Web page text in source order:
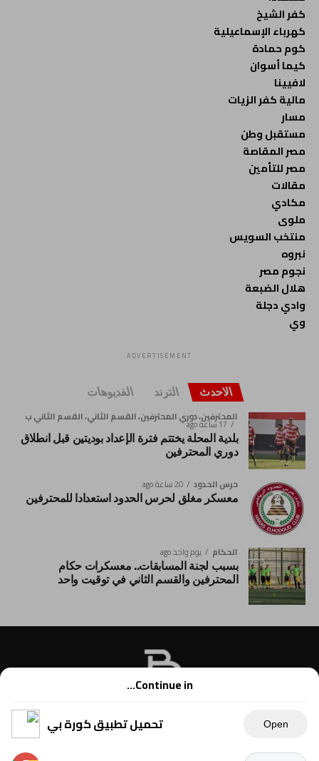
كفر الشيخ
كهرباء الإسماعيلية
كوم حمادة
كيما أسوان
لافيينا
مالية كفر الزيات
مسار
مستقبل وطن
مصر المقاصة
مصر للتأمين
مقالات
مكادي
ملوى
منتخب السويس
نبروه
نجوم مصر
هلال الضبعة
وادي دجلة
وي
ADVERTISEMENT
الاحدث الترند الفديوهات
المحترفين، دوري المحترفين، القسم الثاني، القسم الثاني ب
17 ساعة ago
بلدية المحلة يختتم فترة الإعداد بوديتين قبل انطلاق
دوري المحترفين
حرس الحدود 20 ساعة ago
معسكر مغلق لحرس الحدود استعدادا للمحترفين
الحكام يوم واحد ago
بسبب لجنة المسابقات.. معسكرات حكام
المحترفين والقسم الثاني في توقيت واحد
Continue in...
تحميل تطبيق كورة بي
Open